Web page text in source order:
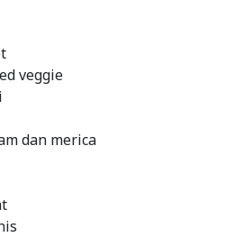
veggie
dan merica